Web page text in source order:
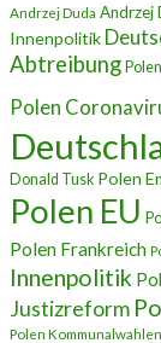
Andrzej Duda Andrzej
Innenpolitik
Abtreibung
Polen
Donald Tusk Polen
Polen EU
Polen Frankreich
Innenpolitik
Justizreform
Polen Kommunalwahlen